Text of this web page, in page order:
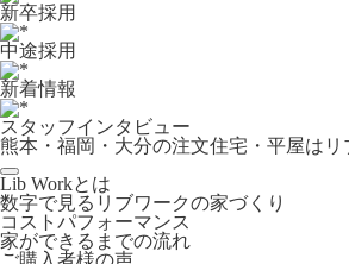
新卒採用
中途採用
新着情報
スタッフインタビュー
熊本・福岡・大分の注文住宅・平屋はリ
Lib Workとは
数字で見るリブワークの家づくり
コストパフォーマンス
家ができるまでの流れ
ご購入者様の声